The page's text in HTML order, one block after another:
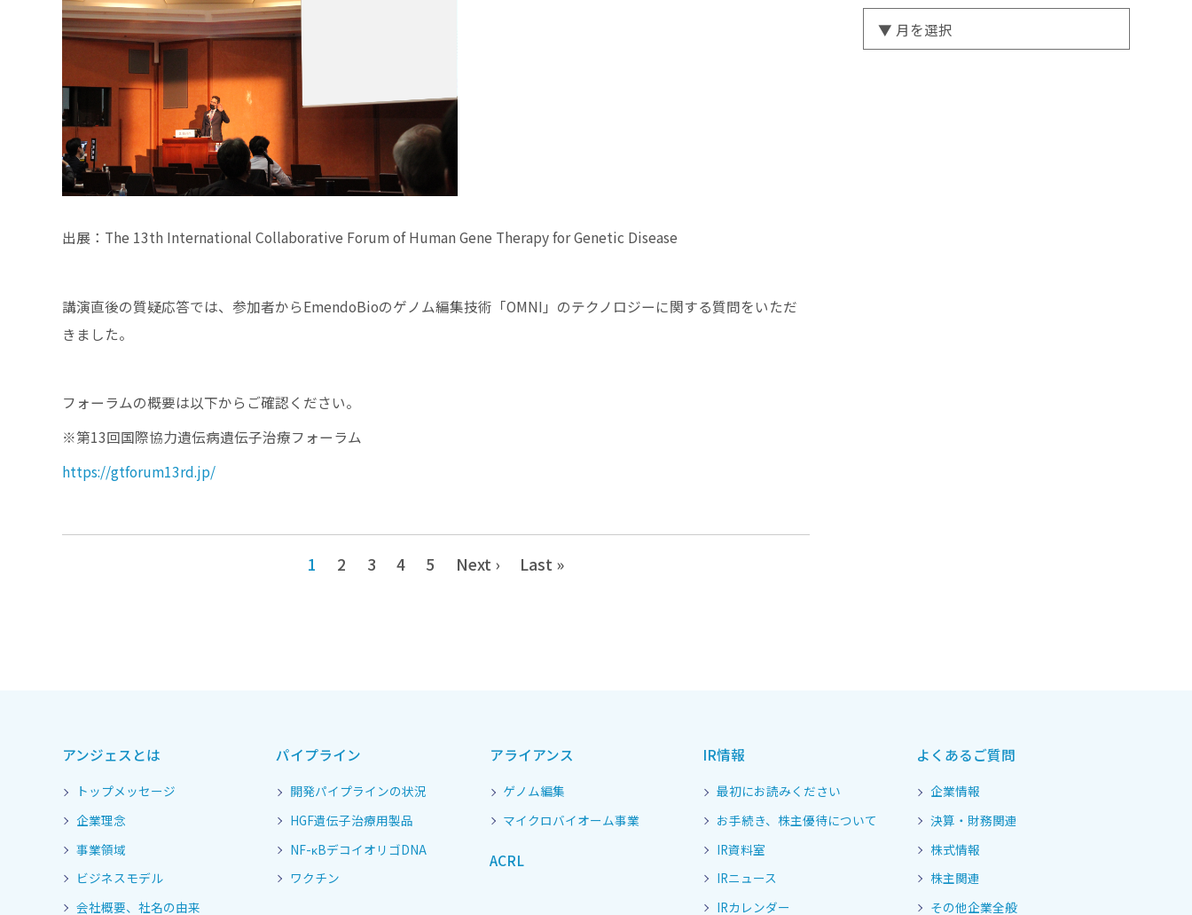
出展：The 13th International Collaborative Forum of Human Gene Therapy for Genetic Disease
講演直後の質疑応答では、参加者からEmendoBioのゲノム編集技術「OMNI」のテクノロジーに関する質問をいただ
きました。
フォーラムの概要は以下からご確認ください。
※第13回国際協力遺伝病遺伝子治療フォーラム
https://gtforum13rd.jp/
1 2 3 4 5 Next › Last »
アンジェスとは
トップメッセージ
企業理念
事業領域
ビジネスモデル
会社概要、社名の由来
パイプライン
開発パイプラインの状況
HGF遺伝子治療用製品
NF-κBデコイオリゴDNA
ワクチン
アライアンス
ゲノム編集
マイクロバイオーム事業
ACRL
IR情報
最初にお読みください
お手続き、株主優待について
IR資料室
IRニュース
IRカレンダー
よくあるご質問
企業情報
決算・財務関連
株式情報
株主関連
その他企業全般